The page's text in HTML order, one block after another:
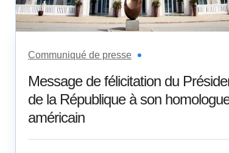
Communiqué de presse
Message de félicitation du
de la République à son
américain